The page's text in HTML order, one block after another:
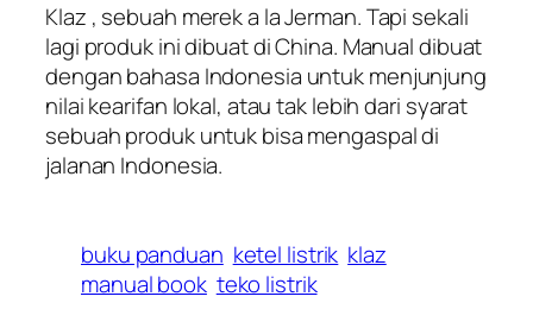
Klaz , sebuah merek a la Jerman. Tapi sekali
lagi produk ini dibuat di China. Manual dibuat
dengan bahasa Indonesia untuk menjunjung
nilai kearifan lokal, atau tak lebih dari syarat
sebuah produk untuk bisa mengaspal di
jalanan Indonesia.
buku panduan ketel listrik klaz
manual book teko listrik